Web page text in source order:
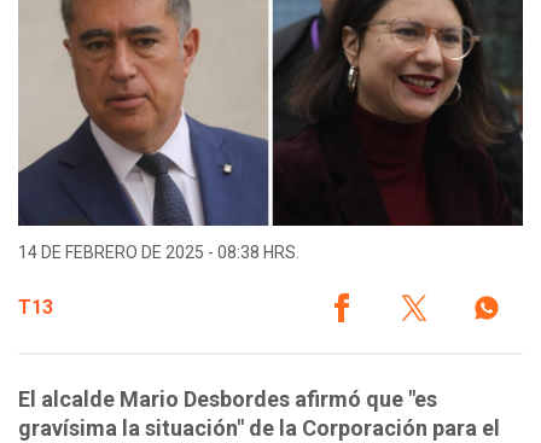
14 DE FEBRERO DE 2025 - 08:38 HRS.
T13
El alcalde Mario Desbordes afirmó que "es
gravísima la situación" de la Corporación para el